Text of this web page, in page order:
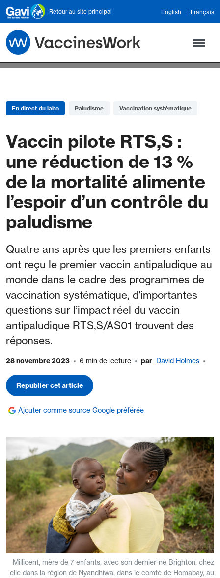
Skip to main content
Retour au site principal English Français
En direct du labo Paludisme Vaccination systématique
Vaccin pilote RTS,S :
une réduction de 13 %
de la mortalité alimente
l’espoir d’un contrôle du
paludisme
Quatre ans après que les premiers enfants
ont reçu le premier vaccin antipaludique au
monde dans le cadre des programmes de
vaccination systématique, d’importantes
questions sur l’impact réel du vaccin
antipaludique RTS,S/AS01 trouvent des
réponses.
28 novembre 2023 6 min de lecture par David Holmes
Republier cet article
Ajouter comme source Google préférée
Millicent, mère de 7 enfants, avec son dernier-né Brighton, chez
elle dans la région de Nyandhiwa, dans le comté de Homabay, au